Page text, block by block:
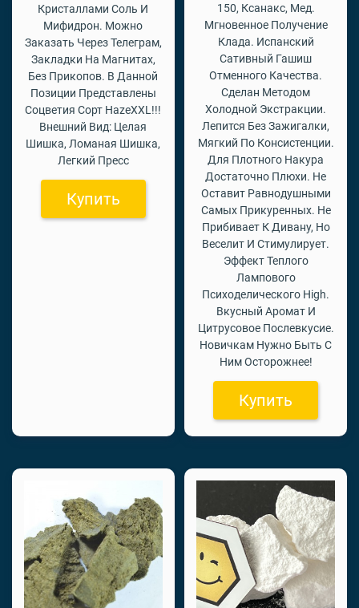
Кристаллами Соль И
Мифидрон. Можно
Заказать Через Телеграм,
Закладки На Магнитах,
Без Прикопов. В Данной
Позиции Представлены
Соцветия Сорт HazeXXL!!!
Внешний Вид: Целая
Шишка, Ломаная Шишка,
Легкий Пресс
Купить
150, Ксанакс, Мед.
Мгновенное Получение
Клада. Испанский
Сативный Гашиш
Отменного Качества.
Сделан Методом
Холодной Экстракции.
Лепится Без Зажигалки,
Мягкий По Консистенции.
Для Плотного Накура
Достаточно Плюхи. Не
Оставит Равнодушными
Самых Прикуренных. Не
Прибивает К Дивану, Но
Веселит И Стимулирует.
Эффект Теплого
Лампового
Психоделического High.
Вкусный Аромат И
Цитрусовое Послевкусие.
Новичкам Нужно Быть С
Ним Осторожнее!
Купить